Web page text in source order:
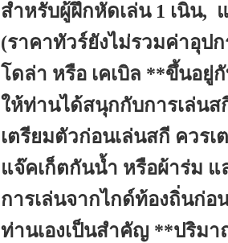
สำหรับผู้ฝึกหัดเล่น 1 เนิน,
(ราคาทัวร์ยังไม่รวมค่าอุป
โดล่า หรือ เคเบิล **ขึ้นอยู่
ให้ท่านได้สนุกกับการเล่น
เตรียมตัวก่อนเล่นสกี ควร
แจ๊คเก็ตกันนํ้า หรือผ้าร่ม
การเล่นจากไกด์ท้องถิ่นก่อ
ท่านเองเป็นสำคัญ **ปริม